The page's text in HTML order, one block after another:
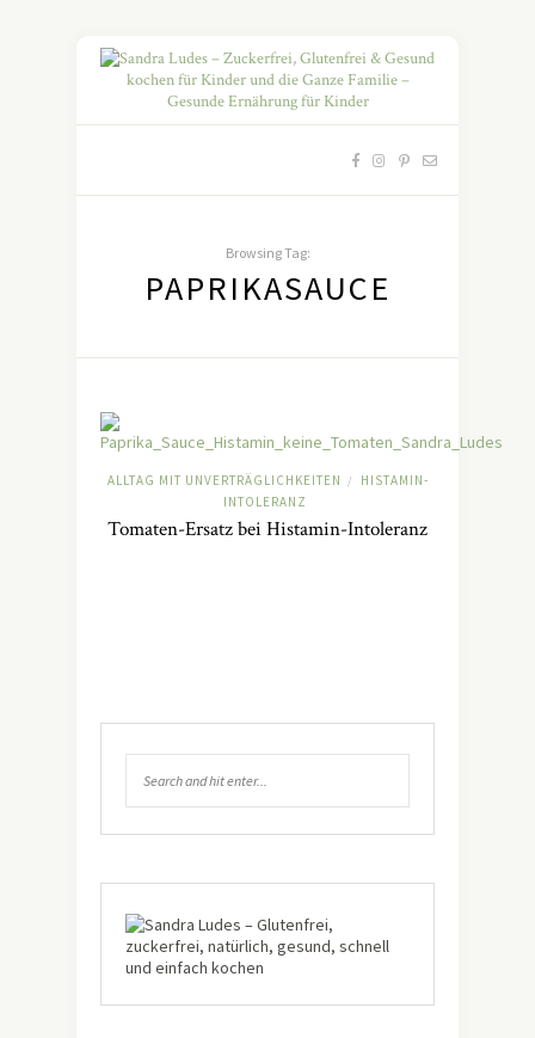
Browsing Tag:
PAPRIKASAUCE
ALLTAG MIT UNVERTRÄGLICHKEITEN /
HISTAMIN-
INTOLERANZ
Tomaten-Ersatz bei Histamin-Intoleranz